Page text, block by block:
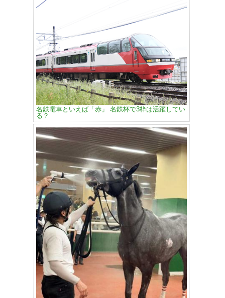
名鉄電車といえば「赤」 名鉄杯で3枠は活躍してい
る？